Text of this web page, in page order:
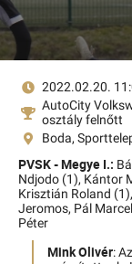
2022.02.20.
AutoCity
osztály felnőtt
Boda,
PVSK - Megye I.:
Ndjodo (1), Kántor
Krisztián Roland (1),
Jeromos, Pál
Péter
Mink Olivér: